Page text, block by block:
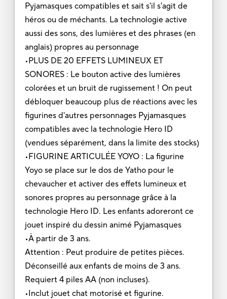
Pyjamasques compatibles et sait s'il s'agit de
héros ou de méchants. La technologie active
aussi des sons, des lumières et des phrases (en
anglais) propres au personnage
•PLUS DE 20 EFFETS LUMINEUX ET
SONORES : Le bouton active des lumières
colorées et un bruit de rugissement ! On peut
débloquer beaucoup plus de réactions avec les
figurines d'autres personnages Pyjamasques
compatibles avec la technologie Hero ID
(vendues séparément, dans la limite des stocks)
•FIGURINE ARTICULÉE YOYO : La figurine
Yoyo se place sur le dos de Yatho pour le
chevaucher et activer des effets lumineux et
sonores propres au personnage grâce à la
technologie Hero ID. Les enfants adoreront ce
jouet inspiré du dessin animé Pyjamasques
•À partir de 3 ans.
Attention : Peut produire de petites pièces.
Déconseillé aux enfants de moins de 3 ans.
Requiert 4 piles AA (non incluses).
•Inclut jouet chat motorisé et figurine.